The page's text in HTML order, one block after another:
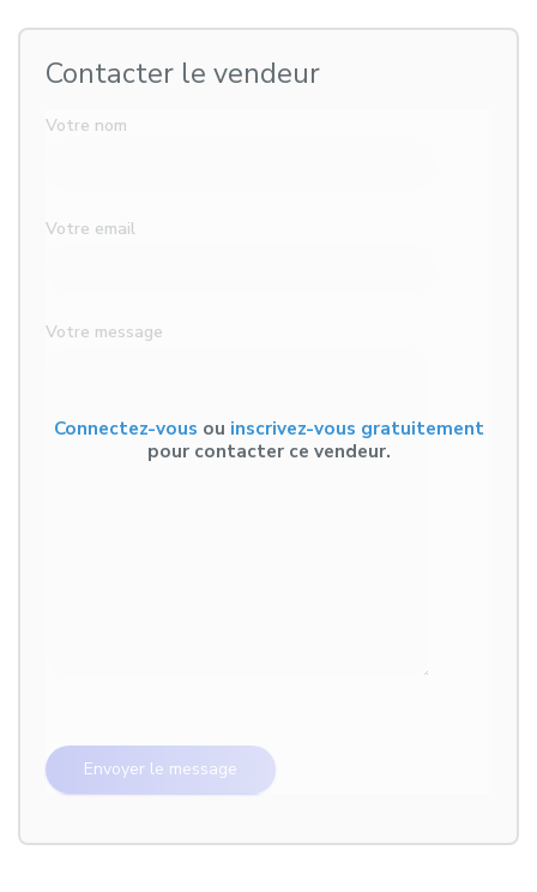
Contacter le vendeur
Votre nom
Votre email
Votre message
Connectez-vous ou inscrivez-vous gratuitement
pour contacter ce vendeur.